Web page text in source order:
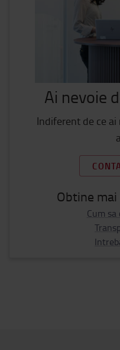
Ai nevoie
Indiferent de ce
Obtine
Cum